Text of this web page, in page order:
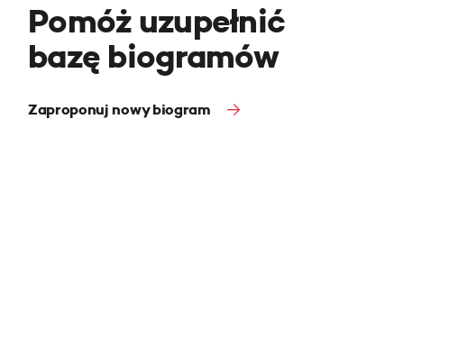
Pomóż uzupełnić
bazę biogramów
Zaproponuj nowy biogram